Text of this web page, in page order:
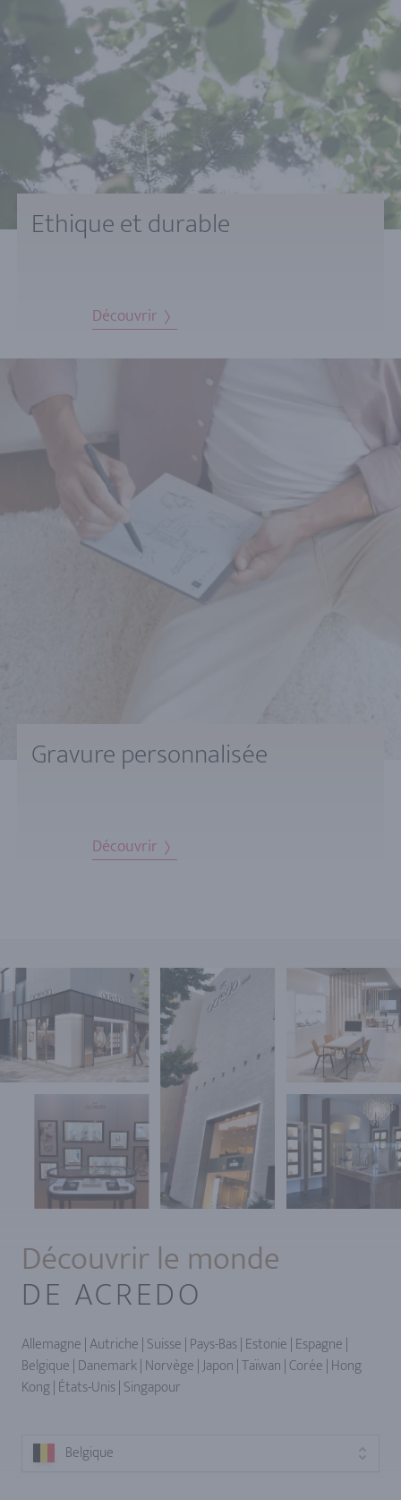
Ethique et durable
Découvrir
Gravure personnalisée
Découvrir
Découvrir le monde
DE ACREDO
Allemagne | Autriche | Suisse | Pays-Bas | Estonie | Espagne |
Belgique | Danemark | Norvège | Japon | Taïwan | Corée | Hong
Kong | États-Unis | Singapour
Belgique